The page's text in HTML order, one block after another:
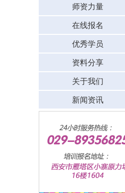
师资力量
在线报名
优秀学员
资料分享
关于我们
新闻资讯